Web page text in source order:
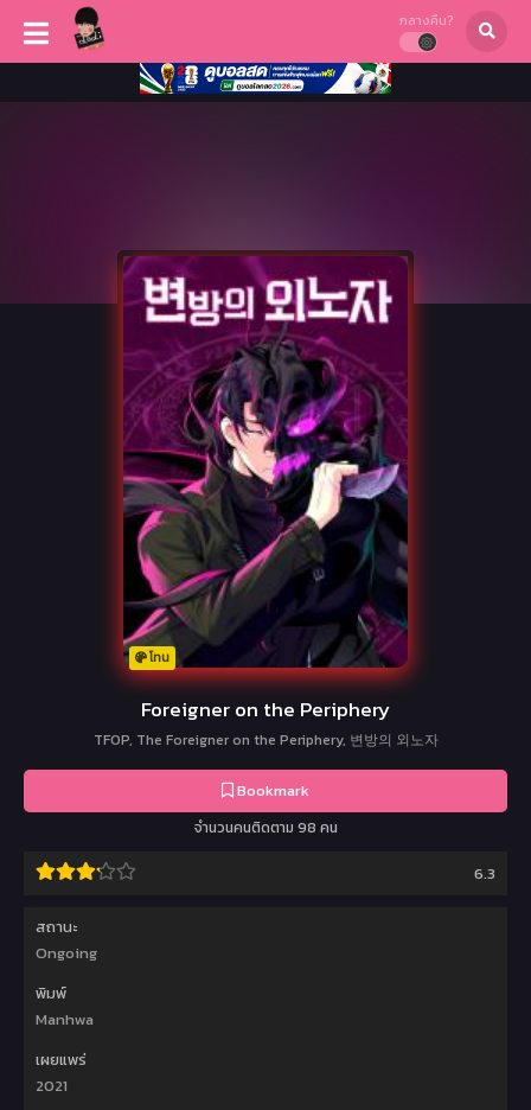
กลางคืน?
โทน
Foreigner on the Periphery
TFOP, The Foreigner on the Periphery, 변방의 외노자
Bookmark
จำนวนคนติดตาม 98 คน
6.3
สถานะ
Ongoing
พิมพ์
Manhwa
เผยแพร่
2021